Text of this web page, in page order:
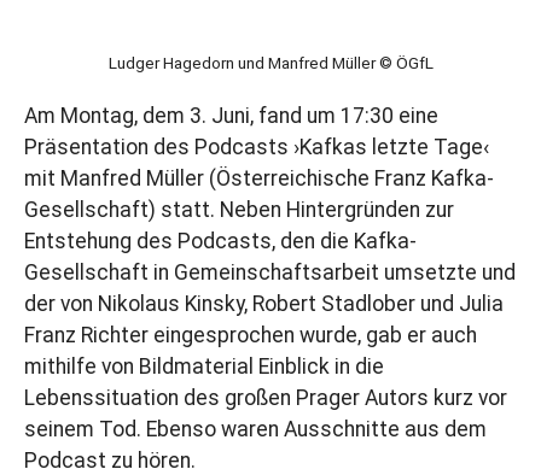
Ludger Hagedorn und Manfred Müller © ÖGfL
Am Montag, dem 3. Juni, fand um 17:30 eine
Präsentation des Podcasts ›Kafkas letzte Tage‹
mit Manfred Müller (Österreichische Franz Kafka-
Gesellschaft) statt. Neben Hintergründen zur
Entstehung des Podcasts, den die Kafka-
Gesellschaft in Gemeinschaftsarbeit umsetzte und
der von Nikolaus Kinsky, Robert Stadlober und Julia
Franz Richter eingesprochen wurde, gab er auch
mithilfe von Bildmaterial Einblick in die
Lebenssituation des großen Prager Autors kurz vor
seinem Tod. Ebenso waren Ausschnitte aus dem
Podcast zu hören.